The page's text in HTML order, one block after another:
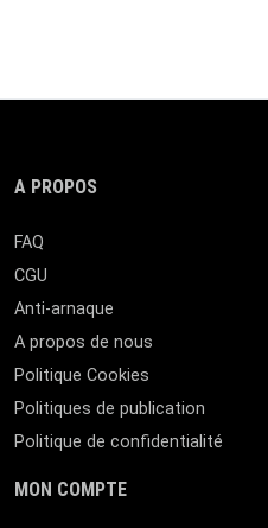
A PROPOS
FAQ
CGU
Anti-arnaque
A propos de nous
Politique Cookies
Politiques de publication
Politique de confidentialité
MON COMPTE